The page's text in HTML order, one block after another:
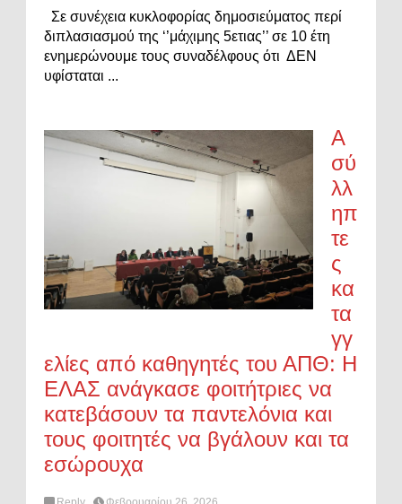
Σε συνέχεια κυκλοφορίας δημοσιεύματος περί
διπλασιασμού της ‘’μάχιμης 5ετιας’’ σε 10 έτη
ενημερώνουμε τους συναδέλφους ότι ΔΕΝ
υφίσταται ...
Α
σύ
λλ
ηπ
τε
ς
κα
τα
γγ
ελίες από καθηγητές του ΑΠΘ: Η
ΕΛΑΣ ανάγκασε φοιτήτριες να
κατεβάσουν τα παντελόνια και
τους φοιτητές να βγάλουν και τα
εσώρουχα